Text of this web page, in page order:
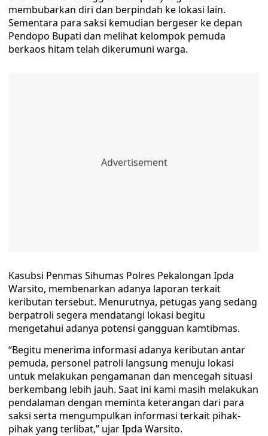
membubarkan diri dan berpindah ke lokasi lain.
Sementara para saksi kemudian bergeser ke depan
Pendopo Bupati dan melihat kelompok pemuda
berkaos hitam telah dikerumuni warga.
Kasubsi Penmas Sihumas Polres Pekalongan Ipda
Warsito, membenarkan adanya laporan terkait
keributan tersebut. Menurutnya, petugas yang sedang
berpatroli segera mendatangi lokasi begitu
mengetahui adanya potensi gangguan kamtibmas.
“Begitu menerima informasi adanya keributan antar
pemuda, personel patroli langsung menuju lokasi
untuk melakukan pengamanan dan mencegah situasi
berkembang lebih jauh. Saat ini kami masih melakukan
pendalaman dengan meminta keterangan dari para
saksi serta mengumpulkan informasi terkait pihak-
pihak yang terlibat,” ujar Ipda Warsito.